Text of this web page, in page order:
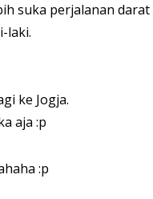
suka perjalanan darat
laki.
ke Jogja.
aja :p
:p